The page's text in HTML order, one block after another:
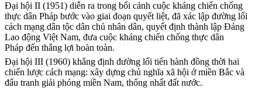
Đại hội II (1951) diễn ra trong bối cảnh cuộc kháng chiến chống
thực dân Pháp bước vào giai đoạn quyết liệt, đã xác lập đường lối
cách mạng dân tộc dân chủ nhân dân, quyết định thành lập Đảng
Lao động Việt Nam, đưa cuộc kháng chiến chống thực dân
Pháp đến thắng lợi hoàn toàn.
Đại hội III (1960) khẳng định đường lối tiến hành đồng thời hai
chiến lược cách mạng: xây dựng chủ nghĩa xã hội ở miền Bắc và
đấu tranh giải phóng miền Nam, thống nhất đất nước.